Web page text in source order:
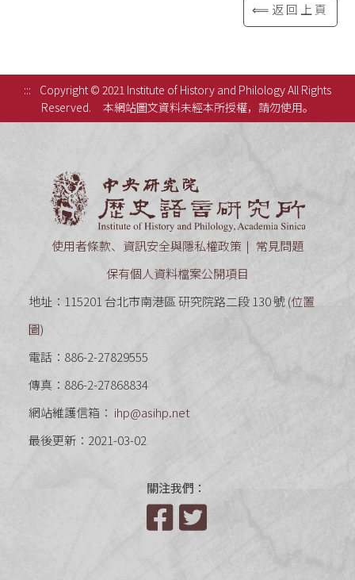
⟸返回上頁
:::
Copyright © 2021 Institute of History and Philology All Rights
Reserved.
本網站圖文資料未經本所授權，請勿使用。
使用者條款、資訊安全與隱私權政策
常見問題
保有個人資料檔案公開項目
地址：115201 台北市南港區 研究院路二段 130 號 (位置
圖)
電話：886-2-27829555
傳真：886-2-27868834
網站維護信箱： ihp@asihp.net
最後更新：2021-03-02
關注我們：
Facebook